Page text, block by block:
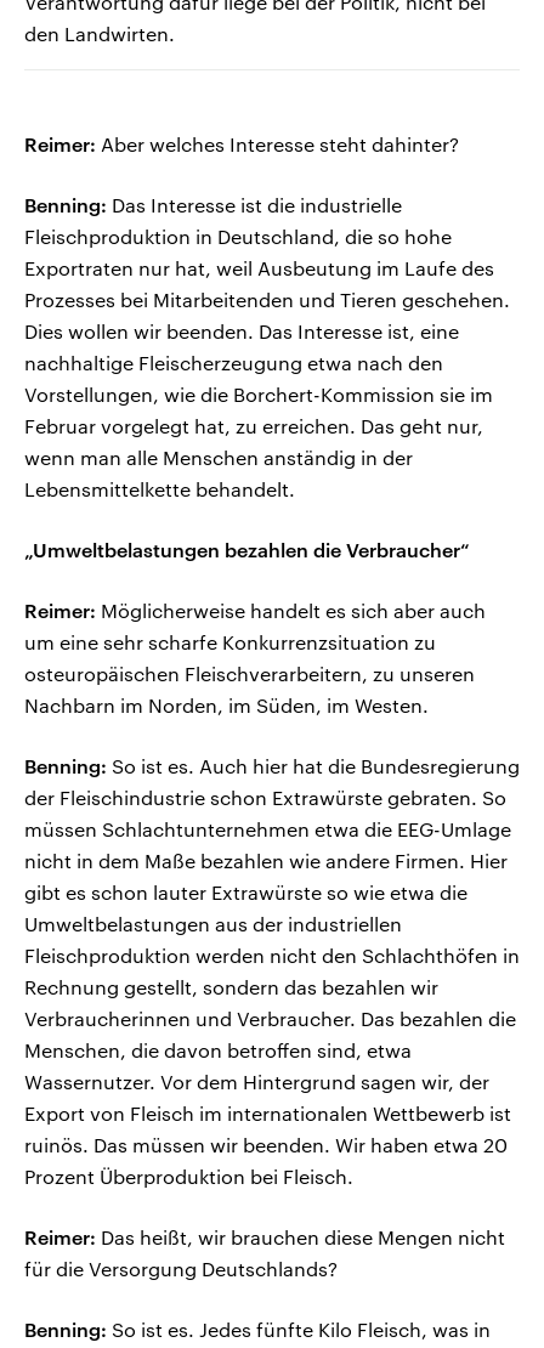
den Landwirten.
Reimer: Aber welches Interesse steht dahinter?
Benning: Das Interesse ist die industrielle
Fleischproduktion in Deutschland, die so hohe
Exportraten nur hat, weil Ausbeutung im Laufe des
Prozesses bei Mitarbeitenden und Tieren geschehen.
Dies wollen wir beenden. Das Interesse ist, eine
nachhaltige Fleischerzeugung etwa nach den
Vorstellungen, wie die Borchert-Kommission sie im
Februar vorgelegt hat, zu erreichen. Das geht nur,
wenn man alle Menschen anständig in der
Lebensmittelkette behandelt.
„Umweltbelastungen bezahlen die Verbraucher“
Reimer: Möglicherweise handelt es sich aber auch
um eine sehr scharfe Konkurrenzsituation zu
osteuropäischen Fleischverarbeitern, zu unseren
Nachbarn im Norden, im Süden, im Westen.
Benning: So ist es. Auch hier hat die Bundesregierung
der Fleischindustrie schon Extrawürste gebraten. So
müssen Schlachtunternehmen etwa die EEG-Umlage
nicht in dem Maße bezahlen wie andere Firmen. Hier
gibt es schon lauter Extrawürste so wie etwa die
Umweltbelastungen aus der industriellen
Fleischproduktion werden nicht den Schlachthöfen in
Rechnung gestellt, sondern das bezahlen wir
Verbraucherinnen und Verbraucher. Das bezahlen die
Menschen, die davon betroffen sind, etwa
Wassernutzer. Vor dem Hintergrund sagen wir, der
Export von Fleisch im internationalen Wettbewerb ist
ruinös. Das müssen wir beenden. Wir haben etwa 20
Prozent Überproduktion bei Fleisch.
Reimer: Das heißt, wir brauchen diese Mengen nicht
für die Versorgung Deutschlands?
Benning: So ist es. Jedes fünfte Kilo Fleisch, was in